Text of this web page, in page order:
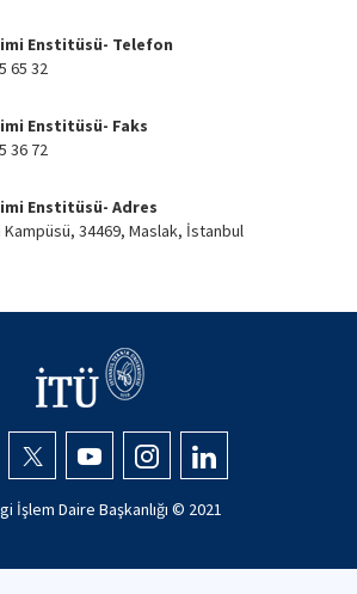
Enstitüsü- Telefon
65 32
Enstitüsü- Faks
36 72
Enstitüsü- Adres
Kampüsü, 34469, Maslak, İstanbul
İşlem Daire Başkanlığı © 2021